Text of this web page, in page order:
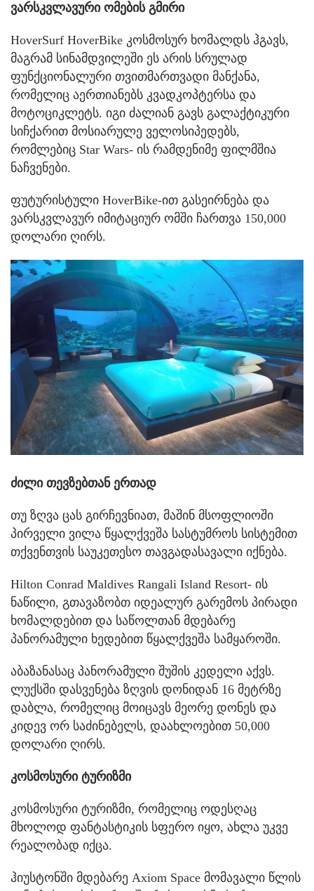
ვარსკვლავური ომების გმირი
HoverSurf HoverBike კოსმოსურ ხომალდს ჰგავს,
მაგრამ სინამდვილეში ეს არის სრულად
ფუნქციონალური თვითმართვადი მანქანა,
რომელიც აერთიანებს კვადკოპტერსა და
მოტოციკლეტს. იგი ძალიან გავს გალაქტიკური
სიჩქარით მოსიარულე ველოსიპედებს,
რომლებიც Star Wars- ის რამდენიმე ფილმშია
ნაჩვენები.
ფუტურისტული HoverBike-ით გასეირნება და
ვარსკვლავურ იმიტაციურ ომში ჩართვა 150,000
დოლარი ღირს.
ძილი თევზებთან ერთად
თუ ზღვა ცას გირჩევნიათ, მაშინ მსოფლიოში
პირველი ვილა წყალქვეშა სასტუმროს სისტემით
თქვენთვის საუკეთესო თავგადასავალი იქნება.
Hilton Conrad Maldives Rangali Island Resort- ის
ნაწილი, გთავაზობთ იდეალურ გარემოს პირადი
ხომალდებით და საწოლთან მდებარე
პანორამული ხედებით წყალქვეშა სამყაროში.
აბაზანასაც პანორამული შუშის კედელი აქვს.
ლუქსში დასვენება ზღვის დონიდან 16 მეტრზე
დაბლა, რომელიც მოიცავს მეორე დონეს და
კიდევ ორ საძინებელს, დაახლოებით 50,000
დოლარი ღირს.
კოსმოსური ტურიზმი
კოსმოსური ტურიზმი, რომელიც ოდესღაც
მხოლოდ ფანტასტიკის სფერო იყო, ახლა უკვე
რეალობად იქცა.
ჰიუსტონში მდებარე Axiom Space მომავალი წლის